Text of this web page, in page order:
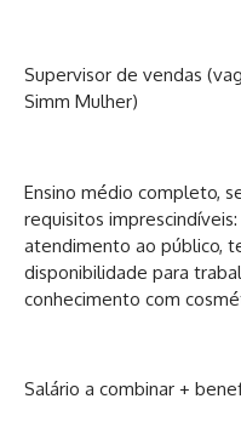
Supervisor de vendas
Simm Mulher)
Ensino médio completo,
requisitos
atendimento ao público,
disponibilidade para
conhecimento com
Salário a combinar +